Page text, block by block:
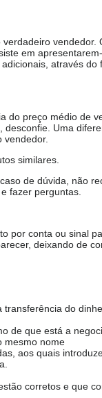
em
através
do preço médio de
Uma
vendedor.
similares.
de dúvida, não
fazer perguntas.
por conta ou sinal
deixando de
do
de que está a
mesmo nome
aos quais
corretos e que